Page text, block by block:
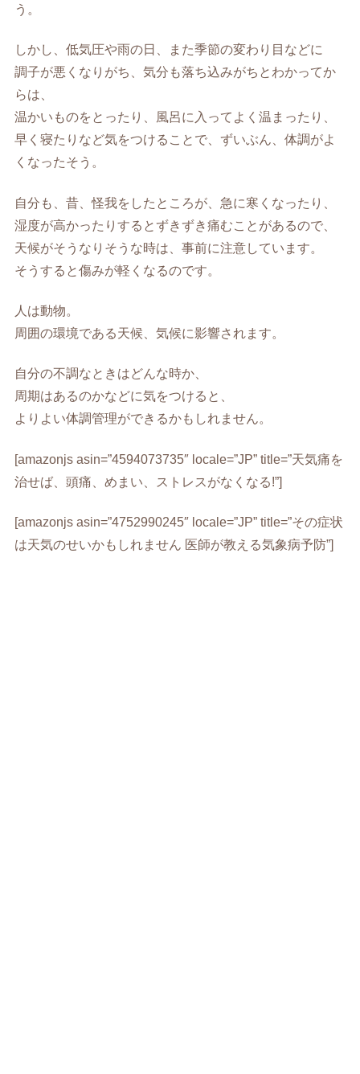
う。
しかし、低気圧や雨の日、また季節の変わり目などに
調子が悪くなりがち、気分も落ち込みがちとわかってか
らは、
温かいものをとったり、風呂に入ってよく温まったり、
早く寝たりなど気をつけることで、ずいぶん、体調がよ
くなったそう。
自分も、昔、怪我をしたところが、急に寒くなったり、
湿度が高かったりするとずきずき痛むことがあるので、
天候がそうなりそうな時は、事前に注意しています。
そうすると傷みが軽くなるのです。
人は動物。
周囲の環境である天候、気候に影響されます。
自分の不調なときはどんな時か、
周期はあるのかなどに気をつけると、
よりよい体調管理ができるかもしれません。
[amazonjs asin=”4594073735″ locale=”JP” title=”天気痛を
治せば、頭痛、めまい、ストレスがなくなる!”]
[amazonjs asin=”4752990245″ locale=”JP” title=”その症状
は天気のせいかもしれません 医師が教える気象病予防”]